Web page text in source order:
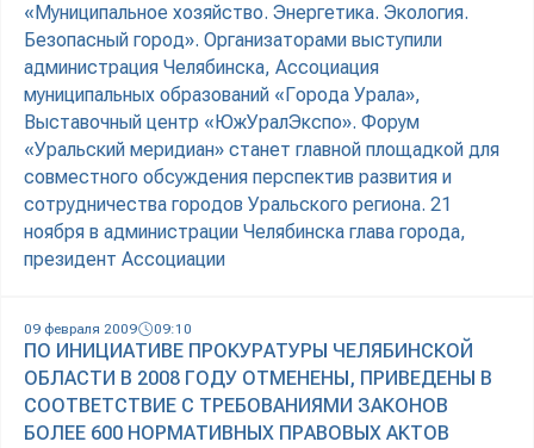
«Муниципальное хозяйство. Энергетика. Экология.
Безопасный город». Организаторами выступили
администрация Челябинска, Ассоциация
муниципальных образований «Города Урала»,
Выставочный центр «ЮжУралЭкспо». Форум
«Уральский меридиан» станет главной площадкой для
совместного обсуждения перспектив развития и
сотрудничества городов Уральского региона. 21
ноября в администрации Челябинска глава города,
президент Ассоциации
09 февраля 2009 09:10
ПО ИНИЦИАТИВЕ ПРОКУРАТУРЫ ЧЕЛЯБИНСКОЙ
ОБЛАСТИ В 2008 ГОДУ ОТМЕНЕНЫ, ПРИВЕДЕНЫ В
СООТВЕТСТВИЕ С ТРЕБОВАНИЯМИ ЗАКОНОВ
БОЛЕЕ 600 НОРМАТИВНЫХ ПРАВОВЫХ АКТОВ